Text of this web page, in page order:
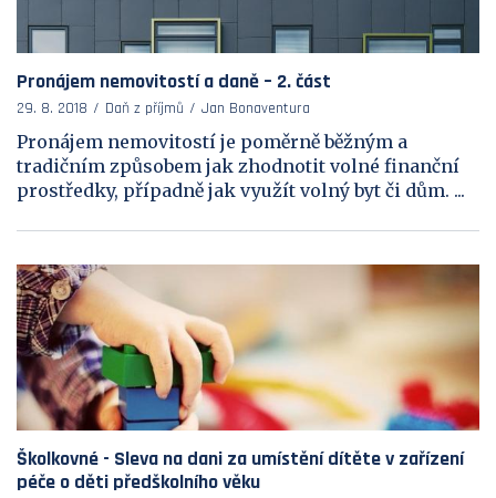
Pronájem nemovitostí a daně – 2. část
29. 8. 2018 Daň z příjmů Jan Bonaventura
Pronájem nemovitostí je poměrně běžným a
tradičním způsobem jak zhodnotit volné finanční
prostředky, případně jak využít volný byt či dům. ...
Školkovné - Sleva na dani za umístění dítěte v zařízení
péče o děti předškolního věku